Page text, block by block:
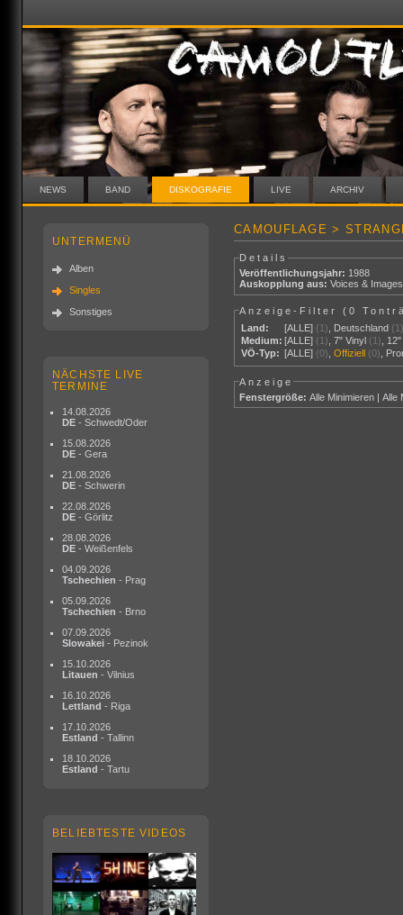
NEWS BAND DISKOGRAFIE LIVE ARCHIV
UNTERMENÜ
Alben
Singles
Sonstiges
NÄCHSTE LIVE
TERMINE
14.08.2026
DE - Schwedt/Oder
15.08.2026
DE - Gera
21.08.2026
DE - Schwerin
22.08.2026
DE - Görlitz
28.08.2026
DE - Weißenfels
04.09.2026
Tschechien - Prag
05.09.2026
Tschechien - Brno
07.09.2026
Slowakei - Pezinok
15.10.2026
Litauen - Vilnius
16.10.2026
Lettland - Riga
17.10.2026
Estland - Tallinn
18.10.2026
Estland - Tartu
BELIEBTESTE VIDEOS
CAMOUFLAGE >
Details
Veröffentlichungsjahr: 1988
Auskopplung aus: Voices & Images
Anzeige-Filter (0
Land:
[ALLE] (1) Deutschland
Medium: [ALLE] (1) ,7" Vinyl (1)
VÖ-Typ: [ALLE] (0) ,Offiziell (0)
Anzeige
Fenstergröße: Alle Minimieren |Alle